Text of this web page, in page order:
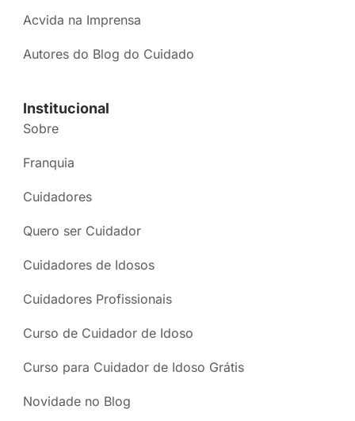
Acvida na Imprensa
Autores do Blog do Cuidado
Institucional
Sobre
Franquia
Cuidadores
Quero ser Cuidador
Cuidadores de Idosos
Cuidadores Profissionais
Curso de Cuidador de Idoso
Curso para Cuidador de Idoso Grátis
Novidade no Blog